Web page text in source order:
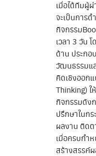
เมื่อได้ทีมผู้
จะเป็นการด
กิจกรรม
เวลา 3 วัน
ด้าน ประก
วัฒนธรรมแ
คิดเชิงออก
Thinking) ใ
กิจกรรมดัง
ปรึกษาในก
ผลงาน ติดต
เมื่อครบกำห
สร้างสรรค์